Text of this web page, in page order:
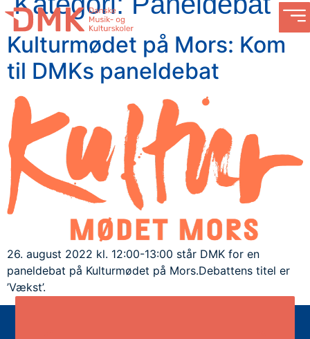
Kulturmødet på Mors: Kom
til DMKs paneldebat
26. august 2022 kl. 12:00-13:00 står DMK for en
paneldebat på Kulturmødet på Mors.Debattens titel er
’Vækst’.